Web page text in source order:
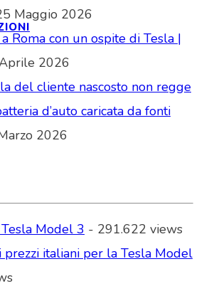
Maggio 2026
Roma con un ospite di Tesla |
2026
del cliente nascosto non regge
d’auto caricata da fonti
2026
Model 3 - 291.622 views
prezzi italiani per la Tesla Model